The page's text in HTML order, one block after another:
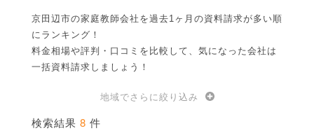
京田辺市の家庭教師会社を過去1ヶ月の資料請求が多い順
にランキング！
料金相場や評判・口コミを比較して、気になった会社は
一括資料請求しましょう！
地域でさらに絞り込み
検索結果 8 件